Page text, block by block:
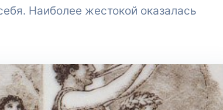
Наиболее жестокой оказалась